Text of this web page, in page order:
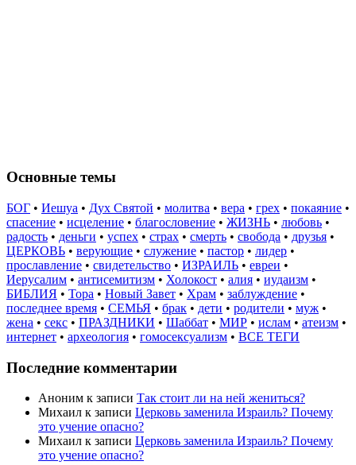
Основные темы
БОГ • Иешуа • Дух Святой • молитва • вера • грех • покаяние •
спасение • исцеление • благословение • ЖИЗНЬ • любовь •
радость • деньги • успех • страх • смерть • свобода • друзья •
ЦЕРКОВЬ • верующие • служение • пастор • лидер •
прославление • свидетельство • ИЗРАИЛЬ • евреи •
Иерусалим • антисемитизм • Холокост • алия • иудаизм •
БИБЛИЯ • Тора • Новый Завет • Храм • заблуждение •
последнее время • СЕМЬЯ • брак • дети • родители • муж •
жена • секс • ПРАЗДНИКИ • Шаббат • МИР • ислам • атеизм •
интернет • археология • гомосексуализм • ВСЕ ТЕГИ
Последние комментарии
Аноним к записи Так стоит ли на ней жениться?
Михаил к записи Церковь заменила Израиль? Почему
это учение опасно?
Михаил к записи Церковь заменила Израиль? Почему
это учение опасно?